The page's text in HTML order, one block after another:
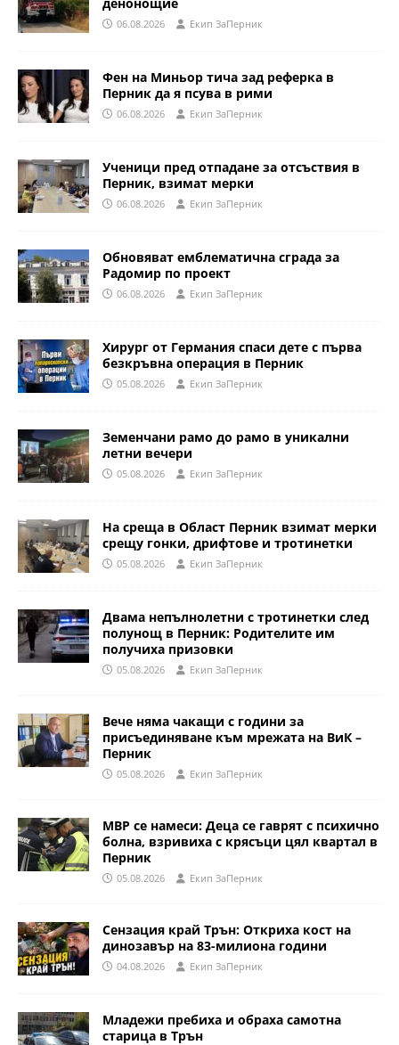
06.08.2026 Eкип ЗаПерник
Фен на Миньор тича зад реферка в
Перник да я псува в рими
06.08.2026 Eкип ЗаПерник
Ученици пред отпадане за отсъствия в
Перник, взимат мерки
06.08.2026 Eкип ЗаПерник
Обновяват емблематична сграда за
Радомир по проект
06.08.2026 Eкип ЗаПерник
Хирург от Германия спаси дете с първа
безкръвна операция в Перник
05.08.2026 Eкип ЗаПерник
Земенчани рамо до рамо в уникални
летни вечери
05.08.2026 Eкип ЗаПерник
На среща в Област Перник взимат мерки
срещу гонки, дрифтове и тротинетки
05.08.2026 Eкип ЗаПерник
Двама непълнолетни с тротинетки след
полунощ в Перник: Родителите им
получиха призовки
05.08.2026 Eкип ЗаПерник
Вече няма чакащи с години за
присъединяване към мрежата на ВиК –
Перник
05.08.2026 Eкип ЗаПерник
МВР се намеси: Деца се гаврят с психично
болна, взривиха с крясъци цял квартал в
Перник
05.08.2026 Eкип ЗаПерник
Сензация край Трън: Откриха кост на
динозавър на 83-милиона години
04.08.2026 Eкип ЗаПерник
Младежи пребиха и обраха самотна
старица в Трън